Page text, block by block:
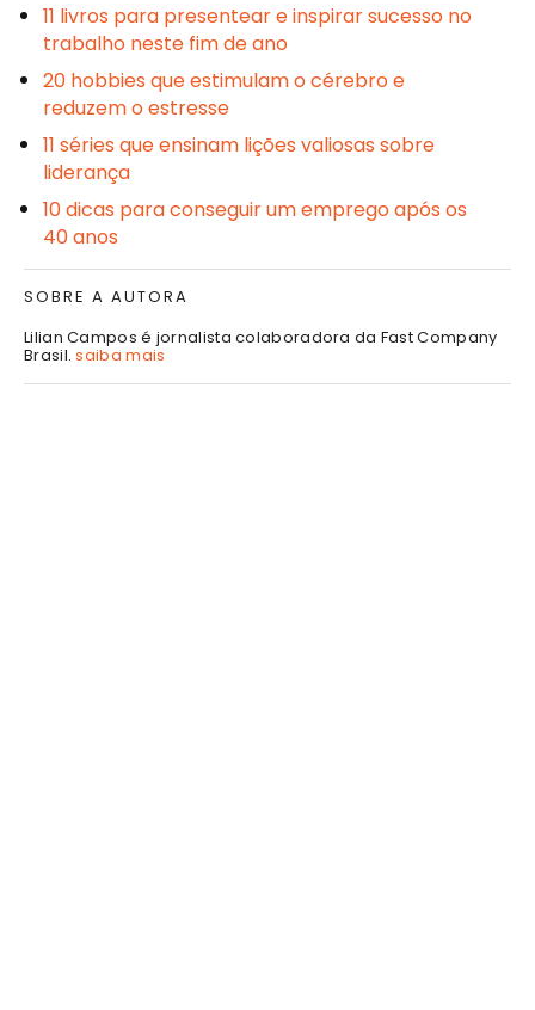
11 livros para presentear e inspirar sucesso no
trabalho neste fim de ano
20 hobbies que estimulam o cérebro e
reduzem o estresse
11 séries que ensinam lições valiosas sobre
liderança
10 dicas para conseguir um emprego após os
40 anos
SOBRE A AUTORA
Lilian Campos é jornalista colaboradora da Fast Company
Brasil.saiba mais